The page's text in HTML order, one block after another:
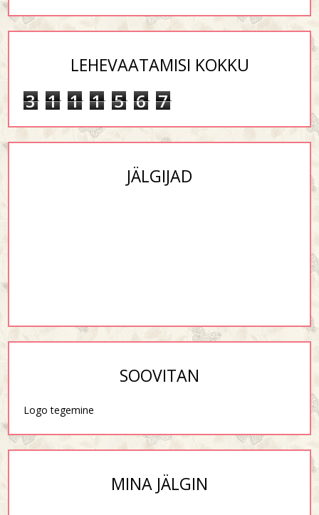
LEHEVAATAMISI KOKKU
3 1 1 1 5 6 7
JÄLGIJAD
SOOVITAN
Logo tegemine
MINA JÄLGIN